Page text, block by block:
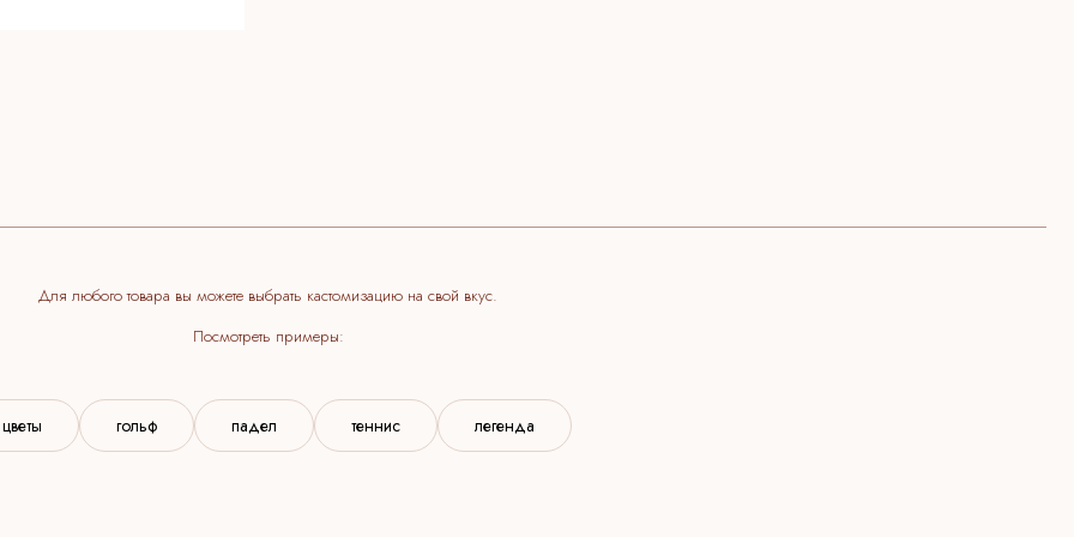
цветы гольф падел теннис легенда